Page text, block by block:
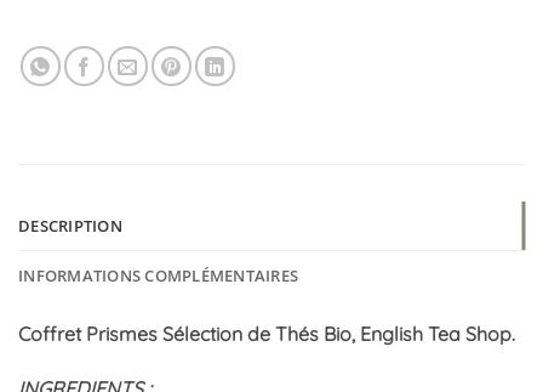
DESCRIPTION
INFORMATIONS COMPLÉMENTAIRES
Coffret Prismes Sélection de Thés Bio, English Tea Shop.